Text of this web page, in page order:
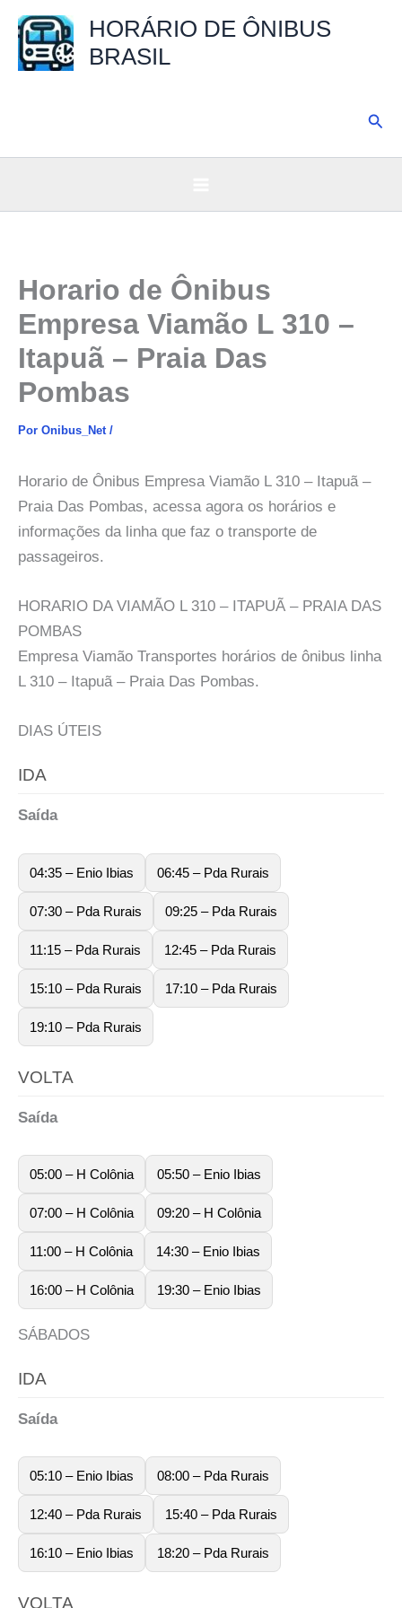
para
HORÁRIO DE ÔNIBUS
BRASIL
Horario de Ônibus
Empresa Viamão L 310 –
Itapuã – Praia Das
Pombas
Por Onibus_Net /
Horario de Ônibus Empresa Viamão L 310 – Itapuã –
Praia Das Pombas, acessa agora os horários e
informações da linha que faz o transporte de
passageiros.
HORARIO DA VIAMÃO L 310 – ITAPUÃ – PRAIA DAS
POMBAS
Empresa Viamão Transportes horários de ônibus linha
L 310 – Itapuã – Praia Das Pombas.
DIAS ÚTEIS
IDA
Saída
04:35 – Enio Ibias 06:45 – Pda Rurais
07:30 – Pda Rurais 09:25 – Pda Rurais
11:15 – Pda Rurais 12:45 – Pda Rurais
15:10 – Pda Rurais 17:10 – Pda Rurais
19:10 – Pda Rurais
VOLTA
Saída
05:00 – H Colônia 05:50 – Enio Ibias
07:00 – H Colônia 09:20 – H Colônia
11:00 – H Colônia 14:30 – Enio Ibias
16:00 – H Colônia 19:30 – Enio Ibias
SÁBADOS
IDA
Saída
05:10 – Enio Ibias 08:00 – Pda Rurais
12:40 – Pda Rurais 15:40 – Pda Rurais
16:10 – Enio Ibias 18:20 – Pda Rurais
VOLTA